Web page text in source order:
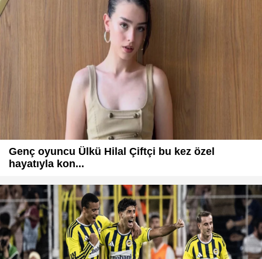
Genç oyuncu Ülkü Hilal Çiftçi bu kez özel
hayatıyla kon...